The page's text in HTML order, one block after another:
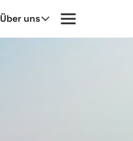
Über uns